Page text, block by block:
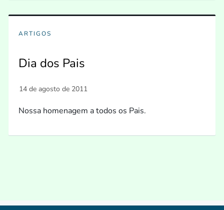
ARTIGOS
Dia dos Pais
Nossa homenagem a todos os Pais.